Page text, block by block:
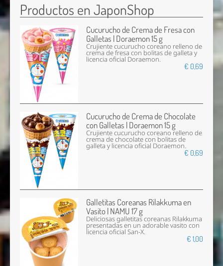
Productos en JaponShop
Cucurucho de Crema de Fresa con
Galletas | Doraemon 15 g
Crujiente cucurucho coreano relleno de
crema de fresa con bolitas de galleta y
licencia oficial Doraemon.
€ 0,69
Cucurucho de Crema de Chocolate
con Galletas | Doraemon 15 g
Crujiente cucurucho coreano relleno de
crema de chocolate con bolitas de
galleta y licencia oficial Doraemon.
€ 0,69
Galletitas Coreanas Rilakkuma en
Vasito | NAMU 17 g
Deliciosas galletitas coreanas Rilakkuma
presentadas en un adorable vasito con
licencia oficial San-X.
€ 1,00